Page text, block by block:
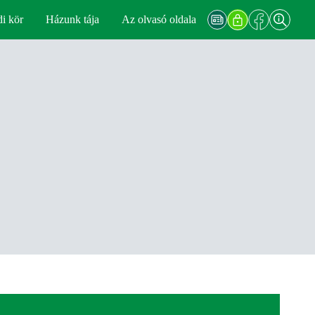
kör Házunk tája Az olvasó oldala